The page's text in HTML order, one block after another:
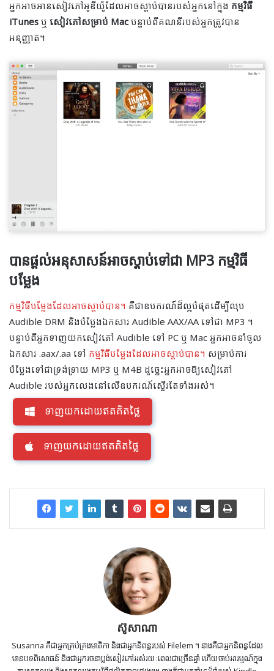
អ្នកអាចអានសៀវភៅអូឌីយ៉ូដែលអាចស្តាប់បានរបស់អ្នកនៅក្នុង កម្មវិធី
iTunes ឬ សៀវភៅសម្រាប់ Mac បន្ទាប់ពីគណនីរបស់អ្នកត្រូវបាន
អនុញ្ញាត។
បាន​ផ្ដល់​អនុសាសន៍​អាច​ស្តាប់​ទៅ​ជា MP3 កម្មវិធី​
បម្លែង​
កម្មវិធីបម្លែងដែលអាចស្តាប់បាន។ គឺជាឧបករណ៍ដ៏ល្អបំផុតដើម្បីលុប
Audible DRM និងបំប្លែងឯកសារ Audible AAX/AA ទៅជា MP3 ។
បន្ទាប់​ពី​អ្នក​ទាញ​យក​សៀវភៅ Audible ទៅ PC ឬ Mac អ្នក​អាច​នាំចូល​
ឯកសារ .aax/.aa ទៅ កម្មវិធីបម្លែងដែលអាចស្តាប់បាន។ សម្រាប់ការ
បំប្លែងទៅជាទ្រង់ទ្រាយ MP3 ឬ M4B ដូច្នេះអ្នកអាចឱ្យសៀវភៅ
Audible របស់អ្នកលេងនៅលើឧបករណ៍ស្ទើរតែទាំងអស់។
ទាញយកដោយឥតគិតថ្លៃ
ទាញយកដោយឥតគិតថ្លៃ
ស៊ូសាណា
Susanna គឺជាអ្នកគ្រប់គ្រងមាតិកា និងជាអ្នកនិពន្ធរបស់ Filelem ។ នាងគឺជាអ្នកនិពន្ធដែល
មានបទពិសោធន៍ និងជាអ្នករចនាប្លង់សៀវភៅអស់រយៈពេលជាច្រើនឆ្នាំ ហើយចាប់អារម្មណ៍ក្នុង